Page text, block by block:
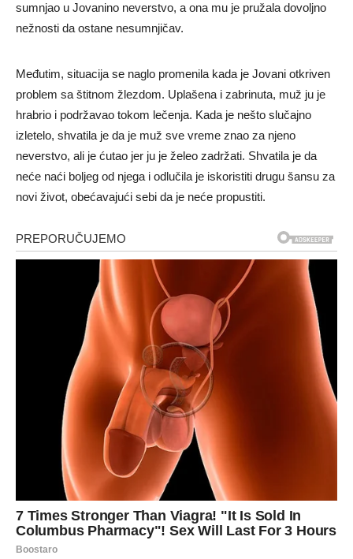
sumnjao u Jovanino neverstvo, a ona mu je pružala dovoljno
nežnosti da ostane nesumnjičav.
Međutim, situacija se naglo promenila kada je Jovani otkriven
problem sa štitnom žlezdom. Uplašena i zabrinuta, muž ju je
hrabrio i podržavao tokom lečenja. Kada je nešto slučajno
izletelo, shvatila je da je muž sve vreme znao za njeno
neverstvo, ali je ćutao jer ju je želeo zadržati. Shvatila je da
neće naći boljeg od njega i odlučila je iskoristiti drugu šansu za
novi život, obećavajući sebi da je neće propustiti.